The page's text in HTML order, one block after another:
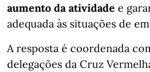
aumento da atividade e
adequada às situações de
A resposta é coordenada
delegações da Cruz